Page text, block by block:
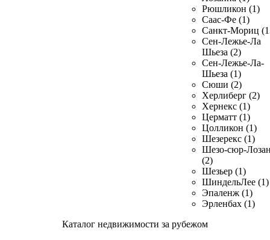
Рюшликон (1)
Саас-Фе (1)
Санкт-Мориц
Сен-Лежье-Ла
Шьеза (2)
Сен-Лежье-Ла-
Шьеза (1)
Сюши (2)
Херлиберг (2)
Хернекс (1)
Церматт (1)
Цолликон (1)
Шезерекс (1)
Шезо-сюр-
(2)
Шезьер (1)
ШиндельЛее (1)
Эпаленж (1)
Эрленбах (1)
Каталог недвижимости за рубежом